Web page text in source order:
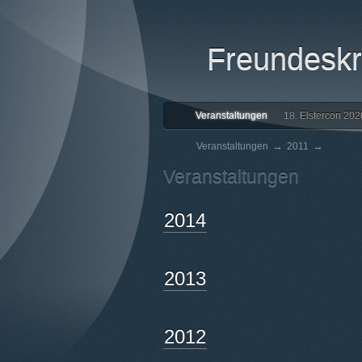
Veranstaltungen 18. Elstercon
Veranstaltungen → 2011 →
Veranstaltungen
2014
2013
2012